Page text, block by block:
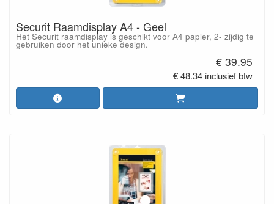
Securit Raamdisplay A4 - Geel
Het Securit raamdisplay is geschikt voor A4 papier, 2- zijdig te
gebruiken door het unieke design.
€ 39.95
€ 48.34 inclusief btw